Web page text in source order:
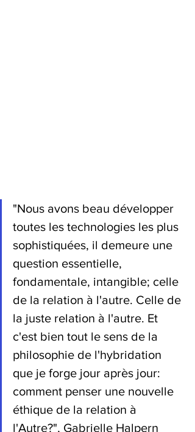
"Nous avons beau développer
toutes les technologies les plus
sophistiquées, il demeure une
question essentielle,
fondamentale, intangible; celle
de la relation à l'autre. Celle de
la juste relation à l'autre. Et
c'est bien tout le sens de la
philosophie de l'hybridation
que je forge jour après jour:
comment penser une nouvelle
éthique de la relation à
l'Autre?", Gabrielle Halpern